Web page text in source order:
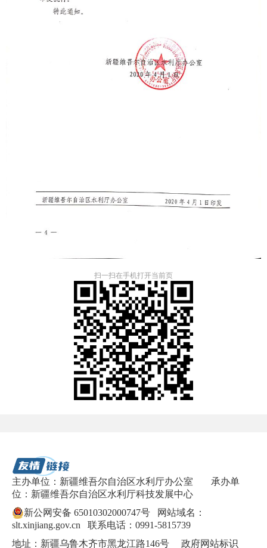
扫一扫在手机打开当前页
主办单位：新疆维吾尔自治区水利厅办公室
承办单
位：新疆维吾尔自治区水利厅科技发展中心
新公网安备 65010302000747号 网站域名：
slt.xinjiang.gov.cn 联系电话：0991-5815739
地址：新疆乌鲁木齐市黑龙江路146号 政府网站标识